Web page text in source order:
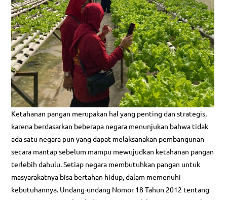
Ketahanan pangan merupakan hal yang penting dan strategis,
karena berdasarkan beberapa negara menunjukan bahwa tidak
ada satu negara pun yang dapat melaksanakan pembangunan
secara mantap sebelum mampu mewujudkan ketahanan pangan
terlebih dahulu. Setiap negara membutuhkan pangan untuk
masyarakatnya bisa bertahan hidup, dalam memenuhi
kebutuhannya. Undang-undang Nomor 18 Tahun 2012 tentang